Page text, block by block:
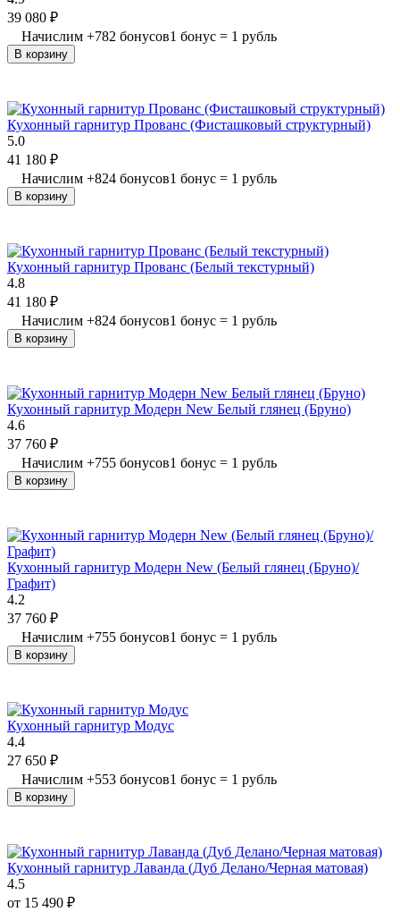
39 080 ₽
Начислим +782 бонусов1 бонус = 1 рубль
В корзину
Кухонный гарнитур Прованс (Фисташковый структурный)
5.0
41 180 ₽
Начислим +824 бонусов1 бонус = 1 рубль
В корзину
Кухонный гарнитур Прованс (Белый текстурный)
4.8
41 180 ₽
Начислим +824 бонусов1 бонус = 1 рубль
В корзину
Кухонный гарнитур Модерн New Белый глянец (Бруно)
4.6
37 760 ₽
Начислим +755 бонусов1 бонус = 1 рубль
В корзину
Кухонный гарнитур Модерн New (Белый глянец (Бруно)/
Графит)
4.2
37 760 ₽
Начислим +755 бонусов1 бонус = 1 рубль
В корзину
Кухонный гарнитур Модус
4.4
27 650 ₽
Начислим +553 бонусов1 бонус = 1 рубль
В корзину
Кухонный гарнитур Лаванда (Дуб Делано/Черная матовая)
4.5
от 15 490 ₽